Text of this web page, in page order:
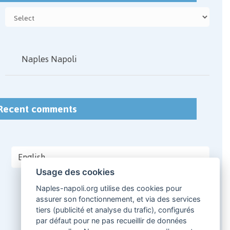
Naples Napoli
comments
English
Français
Italiano
Usage des cookies
Naples-napoli.org utilise des cookies pour
assurer son fonctionnement, et via des services
tiers (publicité et analyse du trafic), configurés
par défaut pour ne pas recueillir de données